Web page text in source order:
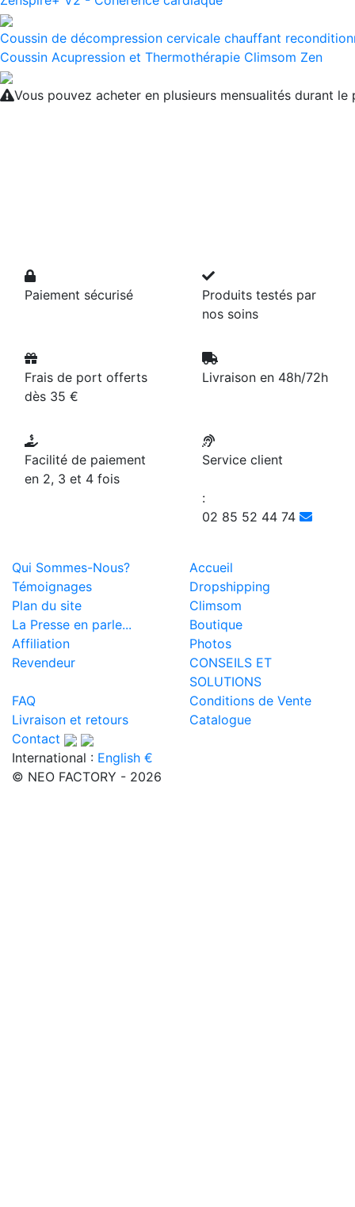
Coussin de décompression cervicale chauffant
Coussin Acupression et Thermothérapie Climsom Zen
Vous pouvez acheter en plusieurs mensualités durant le
Paiement sécurisé
Produits testés par
nos soins
Frais de port offerts
dès 35 €
Livraison en 48h/72h
Facilité de paiement
en 2, 3 et 4 fois
Service client
:
02 85 52 44 74
Qui Sommes-Nous?
Accueil
Témoignages
Dropshipping
Plan du site
Climsom
La Presse en parle...
Boutique
Affiliation
Photos
Revendeur
CONSEILS ET
SOLUTIONS
FAQ
Conditions de Vente
Livraison et retours
Catalogue
Contact
International : English €
© NEO FACTORY - 2026